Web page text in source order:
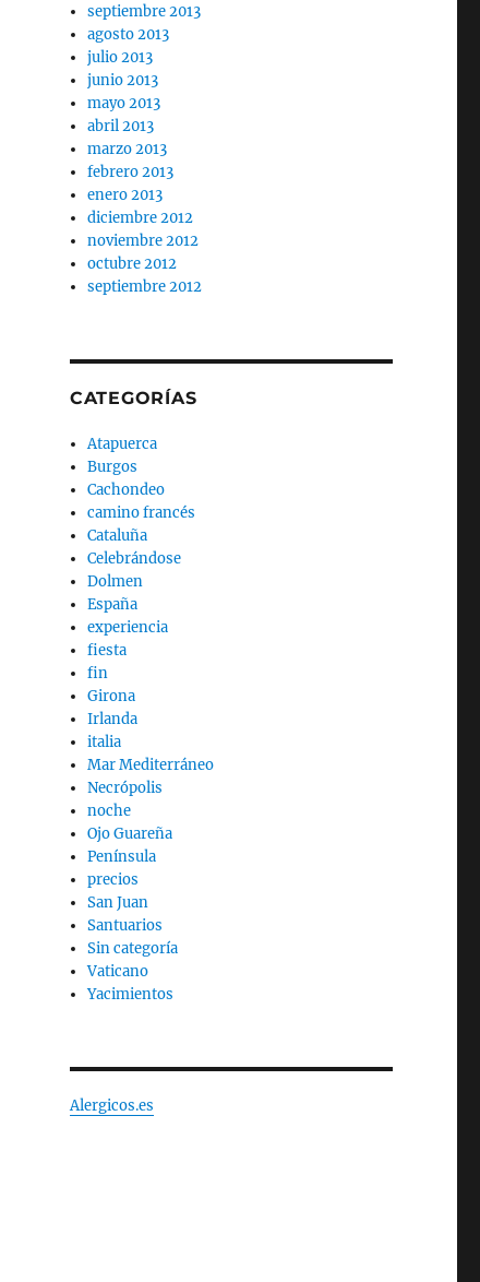
septiembre 2013
agosto 2013
julio 2013
junio 2013
mayo 2013
abril 2013
marzo 2013
febrero 2013
enero 2013
diciembre 2012
noviembre 2012
octubre 2012
septiembre 2012
CATEGORÍAS
Atapuerca
Burgos
Cachondeo
camino francés
Cataluña
Celebrándose
Dolmen
España
experiencia
fiesta
fin
Girona
Irlanda
italia
Mar Mediterráneo
Necrópolis
noche
Ojo Guareña
Península
precios
San Juan
Santuarios
Sin categoría
Vaticano
Yacimientos
Alergicos.es